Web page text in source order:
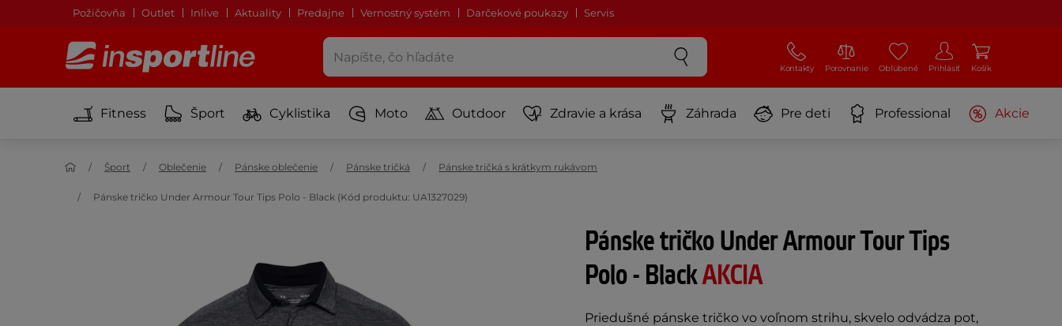
Požičovňa Outlet Inlive Aktuality Predajne Vernostný systém Darčekové poukazy Servis
Kontakty Porovnanie Obľúbené Prihlásiť Košík
Fitness Šport Cyklistika Moto Outdoor Zdravie a krása Záhrada Pre deti Professional Akcie
Šport Oblečenie Pánske oblečenie Pánske tričká Pánske tričká s krátkym rukávom
Pánske tričko Under Armour Tour Tips Polo - Black (Kód produktu: UA1327029)
Pánske tričko Under Armour Tour Tips
Polo - BlackAKCIA
Priedušné pánske tričko vo voľnom strihu, skvelo odvádza pot,